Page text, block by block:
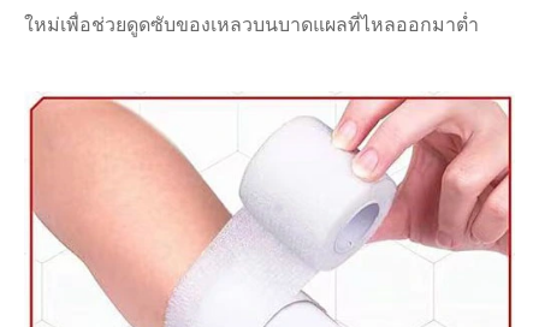
ใหม่เพื่อช่วยดูดซับของเหลวบนบาดแผลที่ไหลออกมาต่ำ